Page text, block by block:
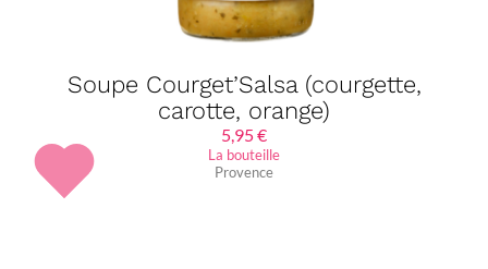
Soupe Courget’Salsa (courgette,
carotte, orange)
5,95€
La bouteille
Provence